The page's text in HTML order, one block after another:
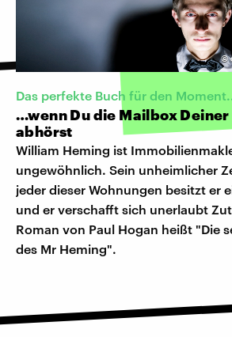
©
Das perfekte Buch für den
…wenn Du die Mailbox
abhörst
William Heming ist
ungewöhnlich. Sein unheimlicher
jeder dieser Wohnungen besitzt er
und er verschafft sich unerlaubt
Roman von Paul Hogan heißt "Die
des Mr Heming".